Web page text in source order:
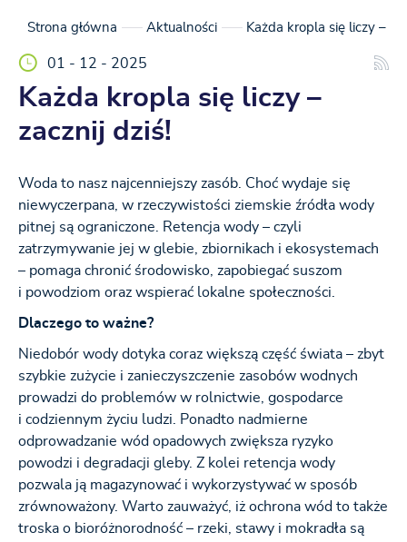
Strona główna Aktualności Każda kropla się liczy –
01 - 12 - 2025
Każda kropla się liczy –
zacznij dziś!
Woda to nasz najcenniejszy zasób. Choć wydaje się
niewyczerpana, w rzeczywistości ziemskie źródła wody
pitnej są ograniczone. Retencja wody – czyli
zatrzymywanie jej w glebie, zbiornikach i ekosystemach
– pomaga chronić środowisko, zapobiegać suszom
i powodziom oraz wspierać lokalne społeczności.
Dlaczego to ważne?
Niedobór wody dotyka coraz większą część świata – zbyt
szybkie zużycie i zanieczyszczenie zasobów wodnych
prowadzi do problemów w rolnictwie, gospodarce
i codziennym życiu ludzi. Ponadto nadmierne
odprowadzanie wód opadowych zwiększa ryzyko
powodzi i degradacji gleby. Z kolei retencja wody
pozwala ją magazynować i wykorzystywać w sposób
zrównoważony. Warto zauważyć, iż ochrona wód to także
troska o bioróżnorodność – rzeki, stawy i mokradła są